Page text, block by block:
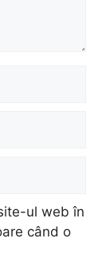
ul web în
când o